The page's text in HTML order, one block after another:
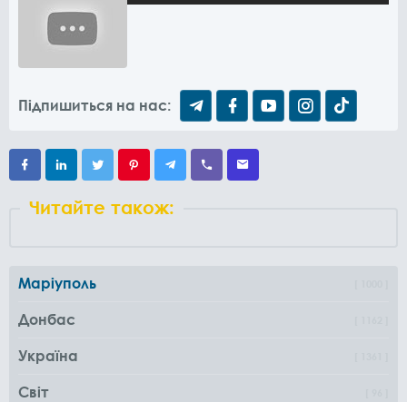
Підпишиться на нас:
Читайте також:
Маріуполь
Донбас
Україна
Світ